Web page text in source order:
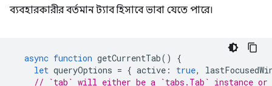
ব্যবহারকারীর বর্তমান ট্যাব হিসাবে ভাবা যেতে পারে।
async function getCurrentTab()
{
let queryOptions = { active : true,
// `tab` will either be a `tabs.Tab` instance or